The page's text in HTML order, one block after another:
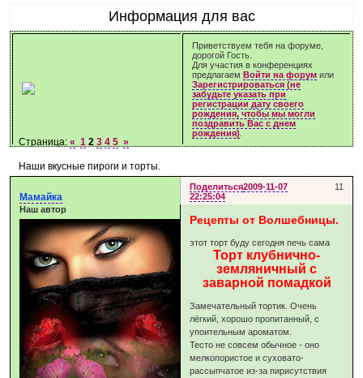
Информация для вас
Приветствуем тебя на форуме,
дорогой Гость.
Для участия в конференциях
предлагаемВойти на форум или
Зарегистрироваться (не
забудьте указать при
регистрации дату своего
рождения, чтобы мы могли
поздравить Вас с днем
рождения)
Наши вкусные пироги и торты.
Страница:« 1 2 3 4 5 »
Поделиться 11
2009-11-07
22:25:04
Мамайка
Наш автор
Рецепты от Волшебницы.
этот торт буду сегодня печь сама
Торт клубнично-
земляничный с
заварной помадкой
Замечательный тортик. Очень
лёгкий, хорошо пропитанный, с
упоительным ароматом.
Тесто не совсем обычное - оно
мелкопористое и суховато-
рассыпчатое из-за пирисутствия